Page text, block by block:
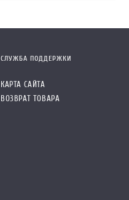
СЛУЖБА ПОДДЕРЖКИ
КАРТА САЙТА
ВОЗВРАТ ТОВАРА